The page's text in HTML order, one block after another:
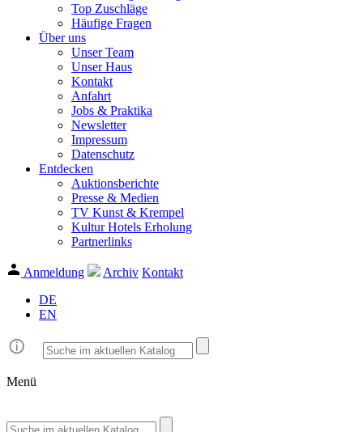
Top Zuschläge
Häufige Fragen
Über uns
Unser Team
Unser Haus
Kontakt
Anfahrt
Jobs & Praktika
Newsletter
Impressum
Datenschutz
Entdecken
Auktionsberichte
Presse & Medien
TV Kunst & Krempel
Kultur Hotels Erholung
Partnerlinks
Anmeldung Archiv Kontakt
DE
EN
Menü